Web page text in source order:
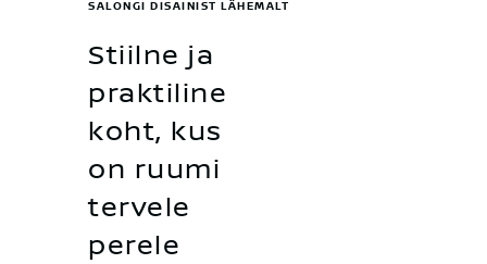
Stiilne ja
praktiline
koht, kus
on ruumi
tervele
perele
SALONGI DISAINIST LÄHEMALT